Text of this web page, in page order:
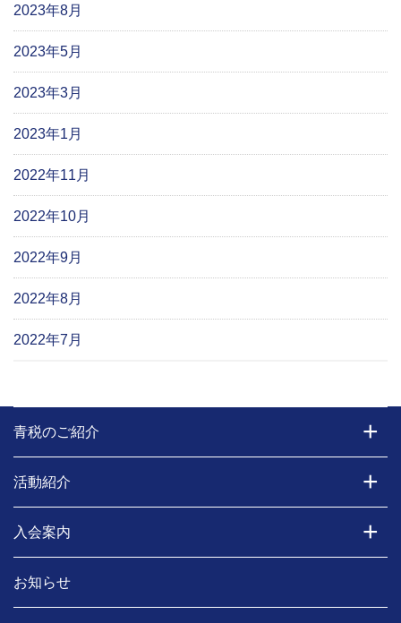
2023年8月
2023年5月
2023年3月
2023年1月
2022年11月
2022年10月
2022年9月
2022年8月
2022年7月
青税のご紹介
活動紹介
入会案内
お知らせ